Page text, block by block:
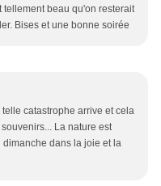
tellement beau qu'on resterait
Bises et une bonne soirée
catastrophe arrive et cela
La nature est
dans la joie et la